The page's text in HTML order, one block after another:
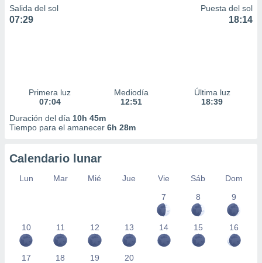
Salida del sol
07:29
Puesta del sol
18:14
Primera luz
07:04
Mediodía
12:51
Última luz
18:39
Duración del día 10h 45m
Tiempo para el amanecer 6h 28m
Calendario lunar
Lun Mar Mié Jue Vie Sáb
Dom
7
8 9
10 11 12 13 14 15 16
17 18 19 20